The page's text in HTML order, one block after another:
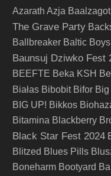
Azarath Azja
The Grave Party
Ballbreaker Baltic Boys
Baunsuj Dziwko Fest
BEEFTE Beka KSH
Białas Bibobit Bifor
BIG UP! Bikkos
Bitamina Blackberry
Black Star Fest 2024
Blitzed Blues Pills
Boneharm Bootyard